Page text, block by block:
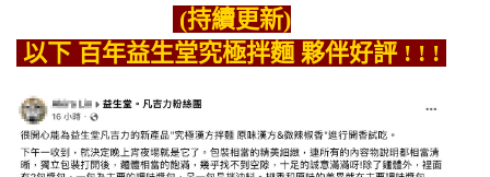
(持續更新)
以下 百年益生堂究極拌麵 夥伴好評 ! ! !